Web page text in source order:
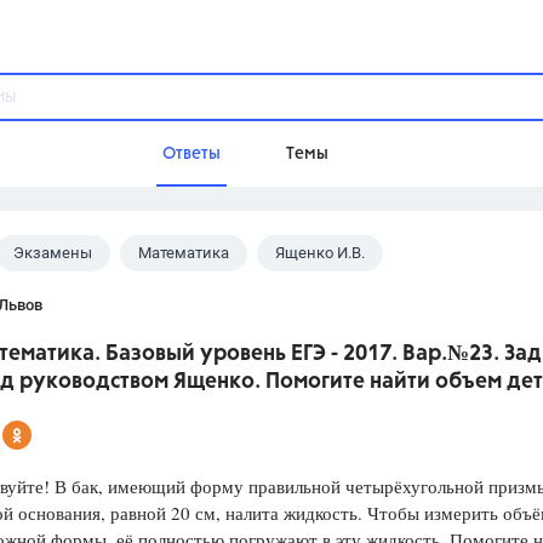
Ответы Темы
Домашнее задание
Учебники
Разумовская М.М., Габриелян
Экзамены Математика Ященко И.В.
Базовый уровень ЕГЭ - 2017. Вар.№23.
руководством Ященко. Помогите найти объем
В бак, имеющий форму правильной четырёхугольной
основания, равной 20 см, налита жидкость. Чтобы измерить